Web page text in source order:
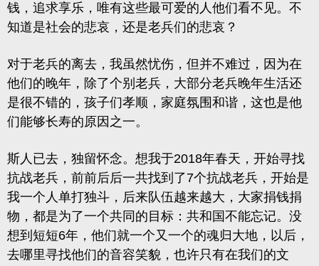
钱，追求享乐，唯有这些最可爱的人他们看不见。不
知道是社会的悲哀，还是老兵们的悲哀？
对于老兵的离去，我虽然忧伤，但并不难过，因为在
他们的晚年，除了个别老兵，大部分老兵晚年生活还
是很不错的，孩子们孝顺，家庭氛围和谐，这也是他
们能够长寿的原因之一。
斯人已去，独留怀念。想我于2018年春天，开始寻找
抗战老兵，前前后后一共找到了7个抗战老兵，开始是
我一个人单打独斗，后来队伍越来越大，大家捐钱捐
物，都是为了一个共同的目标：共和国不能忘记。没
想到短短6年，他们就一个又一个的魂归大地，以后，
去哪里寻找他们的音容笑貌，也许只有在我们的文